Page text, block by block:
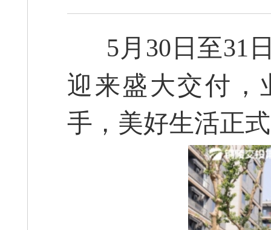
5月30日至31
迎来盛大交付，
手，美好生活正